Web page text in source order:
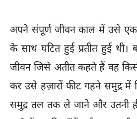
अपने संपूर्ण जीवन काल में उसे एक
के साथ घटित हुई प्रतीत हुई थी।
जीवन जिसे अतीत कहते हैं वह
कर उसे हज़ारों फीट गहने समुद्र में
समुद्र तल तक ले जाने और उतनी